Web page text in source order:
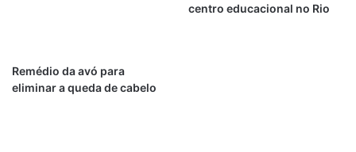
Remédio da avó para
eliminar a queda de cabelo
centro educacional no Rio